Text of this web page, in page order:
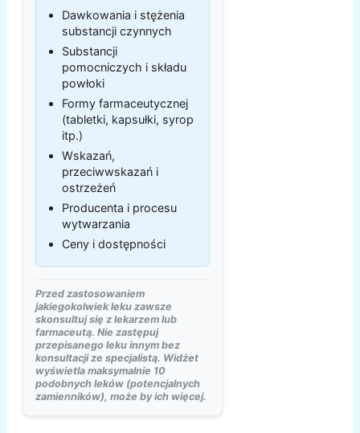
Dawkowania i stężenia
substancji czynnych
Substancji
pomocniczych i składu
powłoki
Formy farmaceutycznej
(tabletki, kapsułki, syrop
itp.)
Wskazań,
przeciwwskazań i
ostrzeżeń
Producenta i procesu
wytwarzania
Ceny i dostępności
Przed zastosowaniem
jakiegokolwiek leku zawsze
skonsultuj się z lekarzem lub
farmaceutą. Nie zastępuj
przepisanego leku innym bez
konsultacji ze specjalistą. Widżet
wyświetla maksymalnie 10
podobnych leków (potencjalnych
zamienników), może by ich więcej.